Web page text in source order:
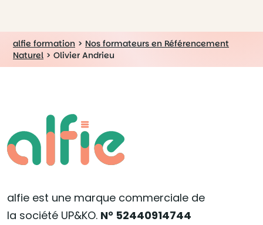
alfie formation > Nos formateurs en Référencement
Naturel > Olivier Andrieu
alfie est une marque commerciale de
la société UP&KO. N° 52440914744